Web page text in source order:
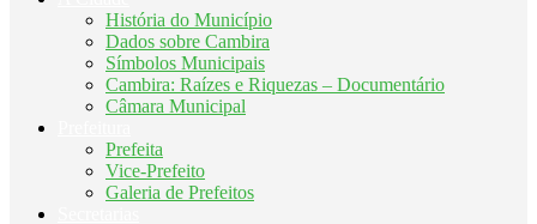
História do Município
Dados sobre Cambira
Símbolos Municipais
Cambira: Raízes e Riquezas – Documentário
Câmara Municipal
Prefeita
Vice-Prefeito
Galeria de Prefeitos